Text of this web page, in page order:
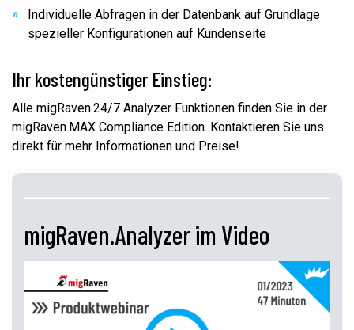
Individuelle Abfragen in der Datenbank auf Grundlage
spezieller Konfigurationen auf Kundenseite
Ihr kostengünstiger Einstieg:
Alle migRaven.24/7 Analyzer Funktionen finden Sie in der
migRaven.MAX Compliance Edition. Kontaktieren Sie uns
direkt für mehr Informationen und Preise!
migRaven.Analyzer im Video